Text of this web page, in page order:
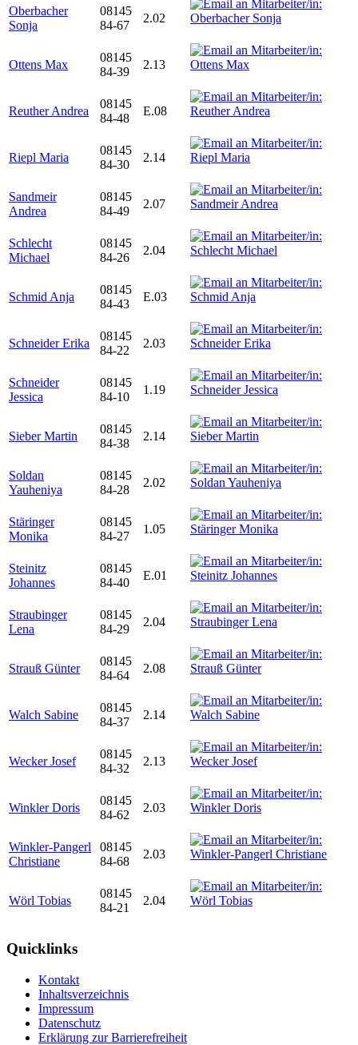
Oberbacher
Sonja
08145
84-67
2.02
Ottens Max
08145
84-39
2.13
Reuther Andrea
08145
84-48
E.08
Riepl Maria
08145
84-30
2.14
Sandmeir
Andrea
08145
84-49
2.07
Schlecht
Michael
08145
84-26
2.04
Schmid Anja
08145
84-43
E.03
Schneider Erika
08145
84-22
2.03
Schneider
Jessica
08145
84-10
1.19
Sieber Martin
08145
84-38
2.14
Soldan
Yauheniya
08145
84-28
2.02
Stäringer
Monika
08145
84-27
1.05
Steinitz
Johannes
08145
84-40
E.01
Straubinger
Lena
08145
84-29
2.04
Strauß Günter
08145
84-64
2.08
Walch Sabine
08145
84-37
2.14
Wecker Josef
08145
84-32
2.13
Winkler Doris
08145
84-62
2.03
Winkler-Pangerl
Christiane
08145
84-68
2.03
Wörl Tobias
08145
84-21
2.04
Quicklinks
Kontakt
Inhaltsverzeichnis
Impressum
Datenschutz
Erklärung zur Barrierefreiheit